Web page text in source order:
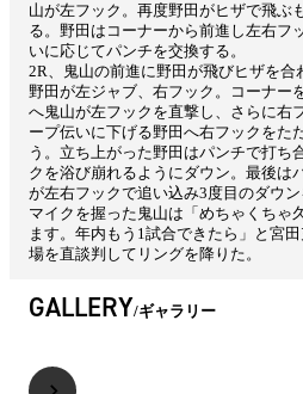
山が左フック。再度野田がヒザで飛ぶ
る。野田はコーナーから前進し左右フ
いに応じてパンチを交換する。
2R、鬼山の前進に野田が飛びヒザを
野田が左ジャブ、右フック。コーナー
へ鬼山が左フックを直撃し、さらに右
ープ伝いに下げる野田へ右フックをた
う。立ち上がった野田はパンチで打ち
クを浴び崩れるようにダウン。最後は
が左右フックで追い込み3度目のダウン
マイクを握った鬼山は「めちゃくちゃ
ます。年内もう1試合できたら」と宮
場を直談判してリングを降りた。
GALLERY ギャラリー